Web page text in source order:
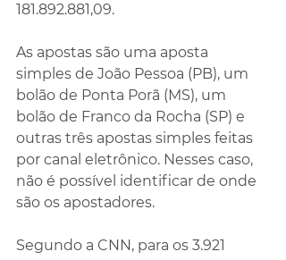
181.892.881,09.
As apostas são uma aposta
simples de João Pessoa (PB), um
bolão de Ponta Porã (MS), um
bolão de Franco da Rocha (SP) e
outras três apostas simples feitas
por canal eletrônico. Nesses caso,
não é possível identificar de onde
são os apostadores.
Segundo a CNN, para os 3.921